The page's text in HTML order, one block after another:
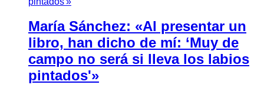
María Sánchez: «Al presentar un
libro, han dicho de mí: ‘Muy de
campo no será si lleva los labios
pintados'»